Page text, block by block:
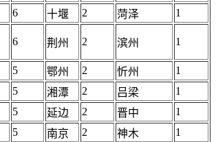
6 十堰 2 菏泽 1
6 荆州 2 滨州 1
5 鄂州 2 忻州
1
5 湘潭 2 吕梁
1
5 延边 2 晋中
1
5 南京 2 神木
1